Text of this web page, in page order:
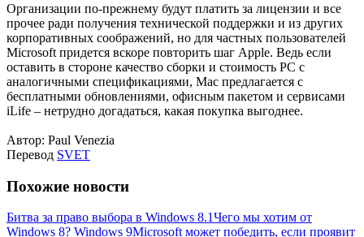
Организации по-прежнему будут платить за лицензии и все
прочее ради получения технической поддержки и из других
корпоративных соображений, но для частных пользователей
Microsoft придется вскоре повторить шаг Apple. Ведь если
оставить в стороне качество сборки и стоимость PC с
аналогичными спецификациями, Mac предлагается с
бесплатными обновлениями, офисным пакетом и сервисами
iLife – нетрудно догадаться, какая покупка выгоднее.
Автор: Paul Venezia
Перевод SVET
Похожие новости
Битва за право выбора в Windows 8.1Чего мы хотим от
Windows 8? Windows 9Microsoft может победить, если проявит